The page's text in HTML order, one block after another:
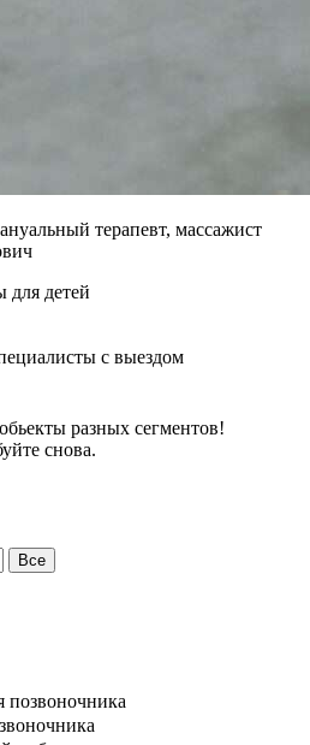
терапевт, массажист
для детей
с выездом
разных сегментов!
снова.
Все
позвоночника